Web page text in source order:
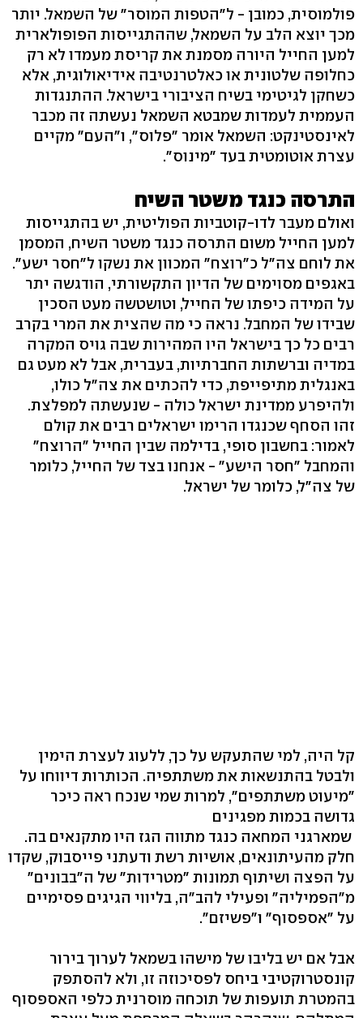
פולמוסית, כמובן - ל"הטפות המוסר" של השמאל. יותר
מכך יוצא הלב על השמאל, שההתגייסות הפופולארית
למען החייל היורה מסמנת את קריסת מעמדו לא רק
כחלופה שלטונית או כאלטרנטיבה אידיאולוגית, אלא
כשחקן לגיטימי בשיח הציבורי בישראל. ההתנגדות
העממית לעמדות שמבטא השמאל נעשתה זה מכבר
לאינסטינקט: השמאל אומר "פלוס", ו"העם" מקיים
עצרת אוטומטית בעד "מינוס".
התרסה כנגד משטר השיח
ואולם מעבר לדו-קוטביות הפוליטית, יש בהתגייסות
למען החייל משום התרסה כנגד משטר השיח, המסמן
את לוחם צה"ל כ"רוצח" המכוון את נשקו ל"חסר ישע".
באגפים מסוימים של הדיון התקשורתי, הודגשה יתר
על המידה כיפתו של החייל, וטושטשה מעט הסכין
שבידו של המחבל. נראה כי מה שהצית את המרי בקרב
רבים כל כך בישראל היו המהירות שבה גויס המקרה
במדיה וברשתות החברתיות, בעברית, אבל לא מעט גם
באנגלית מתיפייפת, כדי להכתים את צה"ל כולו,
ולהיפרע ממדינת ישראל כולה - שנעשתה למפלצת.
זהו הסחף שכנגדו הרימו ישראלים רבים את קולם
לאמור: בחשבון סופי, בדילמה שבין החייל "הרוצח"
והמחבל "חסר הישע" - אנחנו בצד של החייל, כלומר
של צה"ל, כלומר של ישראל.
קל היה, למי שהתעקש על כך, ללעוג לעצרת הימין
ולבטל בהתנשאות את משתתפיה. הכותרות דיווחו על
"מיעוט משתתפים", למרות שמי שנכח ראה כיכר
גדושה בכמות מפגינים
שמארגני המחאה כנגד מתווה הגז היו מתקנאים בה.
חלק מהעיתונאים, אושיות רשת ודעתני פייסבוק, שקדו
על הפצה ושיתוף תמונות "מטרידות" של ה"בבונים"
מ"הפמיליה" ופעילי להב"ה, בליווי הגיגים פסימיים
על "אספסוף" ו"פשיזם".
אבל אם יש בליבו של מישהו בשמאל לערוך בירור
קונסטרוקטיבי ביחס לפסיכוזה זו, ולא להסתפק
בהמטרת תועפות של תוכחה מוסרנית כלפי האספסוף